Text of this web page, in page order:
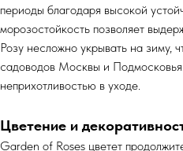
периоды благодаря высокой
морозостойкость позволяет
Розу несложно укрывать на зиму,
садоводов Москвы и
неприхотливостью в уходе.
Цветение и
Garden of Roses цветет